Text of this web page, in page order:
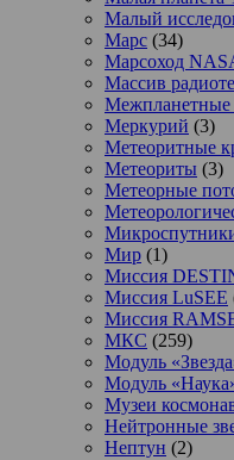
Малый
Марс (34)
Марсоход
Массив
Межпланетные
Меркурий (3)
Метеоритные
Метеориты (3)
Метеорные
Мир (1)
Миссия
Миссия LuSEE
Миссия
МКС (259)
Модуль
Модуль
Музеи
Нейтронные
Нептун (2)